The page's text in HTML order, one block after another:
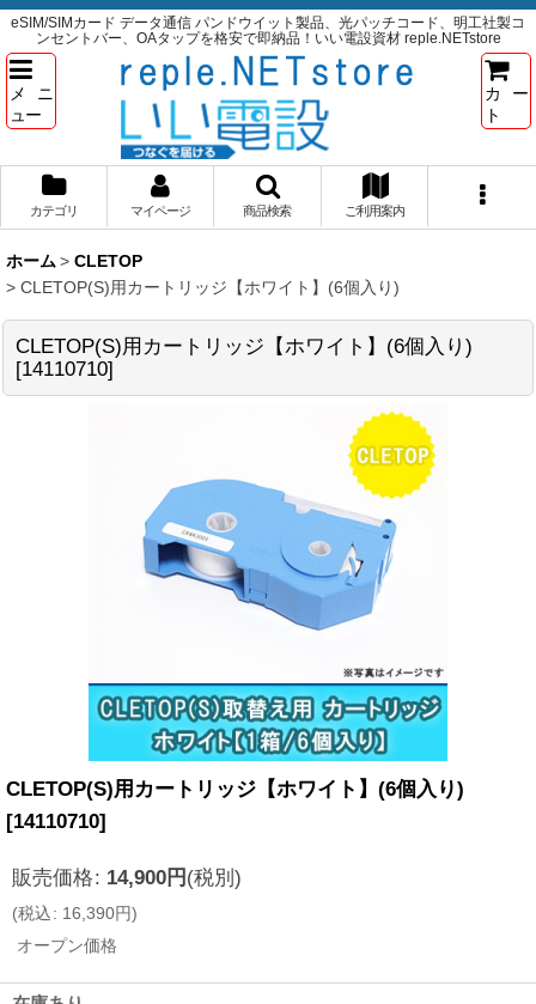
eSIM/SIMカード データ通信 パンドウイット製品、光パッチコード、明工社製コ
ンセントバー、OAタップを格安で即納品！いい電設資材 reple.NETstore
メニ
ュー
カー
ト
カテゴリ マイページ 商品検索 ご利用案内
ホーム > CLETOP
> CLETOP(S)用カートリッジ【ホワイト】(6個入り)
CLETOP(S)用カートリッジ【ホワイト】(6個入り)
[14110710]
CLETOP(S)用カートリッジ【ホワイト】(6個入り)
[14110710]
販売価格: 14,900円(税別)
(税込: 16,390円)
オープン価格